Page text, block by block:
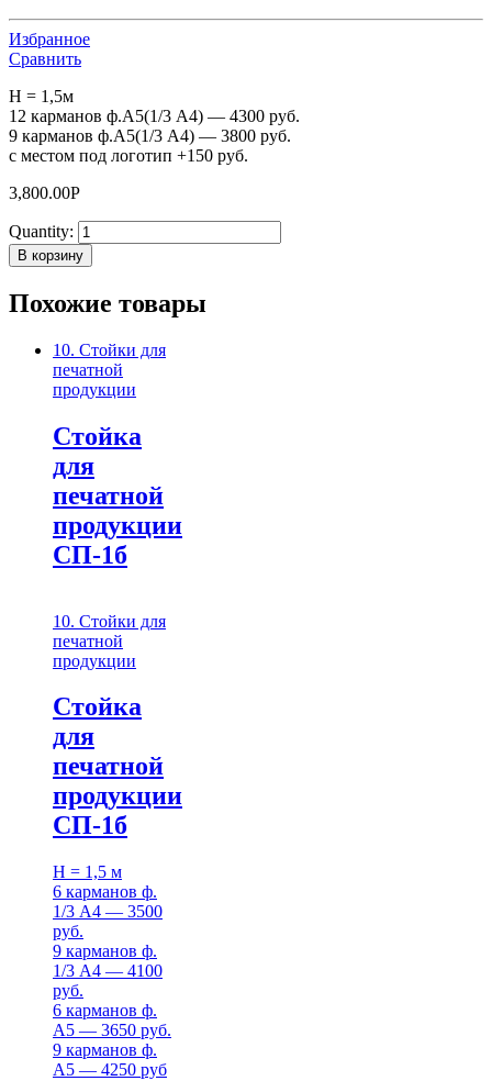
Избранное
Сравнить
H = 1,5м
12 карманов ф.А5(1/3 А4) — 4300 руб.
9 карманов ф.А5(1/3 А4) — 3800 руб.
с местом под логотип +150 руб.
3,800.00Р
Quantity:
В корзину
Похожие товары
10. Стойки для
печатной
продукции
Стойка
для
печатной
продукции
СП-1б
10. Стойки для
печатной
продукции
Стойка
для
печатной
продукции
СП-1б
H = 1,5 м
6 карманов ф.
1/3 А4 — 3500
руб.
9 карманов ф.
1/3 А4 — 4100
руб.
6 карманов ф.
А5 — 3650 руб.
9 карманов ф.
А5 — 4250 руб